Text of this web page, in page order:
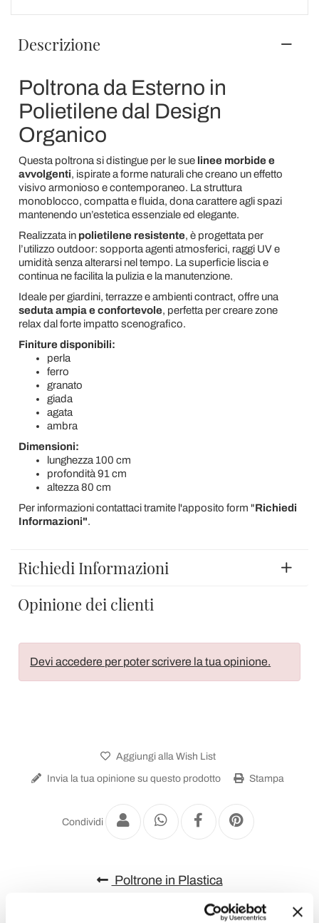
Descrizione
Poltrona da Esterno in
Polietilene dal Design
Organico
Questa poltrona si distingue per le sue linee morbide e
avvolgenti, ispirate a forme naturali che creano un effetto
visivo armonioso e contemporaneo. La struttura
monoblocco, compatta e fluida, dona carattere agli spazi
mantenendo un’estetica essenziale ed elegante.
Realizzata in polietilene resistente, è progettata per
l’utilizzo outdoor: sopporta agenti atmosferici, raggi UV e
umidità senza alterarsi nel tempo. La superficie liscia e
continua ne facilita la pulizia e la manutenzione.
Ideale per giardini, terrazze e ambienti contract, offre una
seduta ampia e confortevole, perfetta per creare zone
relax dal forte impatto scenografico.
Finiture disponibili:
perla
ferro
granato
giada
agata
ambra
Dimensioni:
lunghezza 100 cm
profondità 91 cm
altezza 80 cm
Per informazioni contattaci tramite l'apposito form "Richiedi
Informazioni".
Richiedi Informazioni
Opinione dei clienti
Devi accedere per poter scrivere la tua opinione.
Aggiungi alla Wish List
Invia la tua opinione su questo prodotto Stampa
Condividi
Poltrone in Plastica